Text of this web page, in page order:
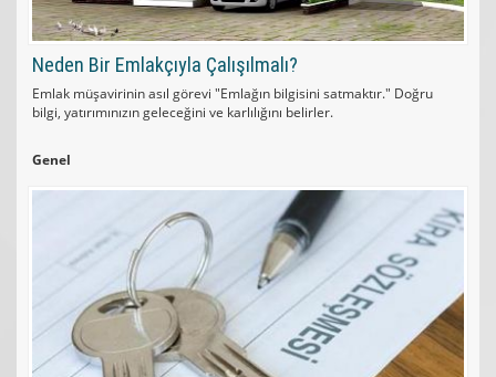
Neden Bir Emlakçıyla Çalışılmalı?
Emlak müşavirinin asıl görevi "Emlağın bilgisini satmaktır." Doğru
bilgi, yatırımınızın geleceğini ve karlılığını belirler.
Genel